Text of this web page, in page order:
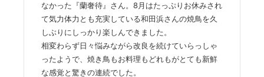
なかった『蘭奢待』さん。8月はたっぷりお休みされ
て気力体力とも充実している和田浜さんの焼鳥を久
しぶりにしっかり楽しんできました。
相変わらず日々悩みながら改良を続けていらっしゃ
ったようで、焼き鳥もお料理もどれもがとても新鮮
な感覚と驚きの連続でした。